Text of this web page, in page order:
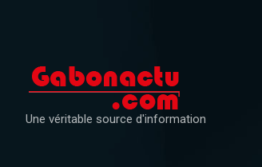
Une véritable source d'information